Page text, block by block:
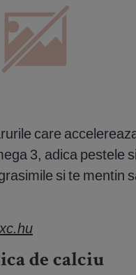
care
3, adica pestele
si te mentin
de calciu